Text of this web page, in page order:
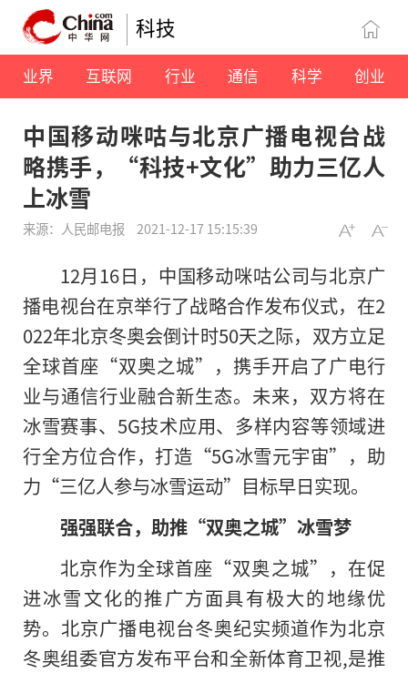
科技
业界 互联网 行业 通信 科学 创业
中国移动咪咕与北京广播电视台战
略携手，“科技+文化”助力三亿人
上冰雪
来源：人民邮电报 2021-12-17 15:15:39
12月16日，中国移动咪咕公司与北京广
播电视台在京举行了战略合作发布仪式，在2
022年北京冬奥会倒计时50天之际，双方立足
全球首座“双奥之城”，携手开启了广电行
业与通信行业融合新生态。未来，双方将在
冰雪赛事、5G技术应用、多样内容等领域进
行全方位合作，打造“5G冰雪元宇宙”，助
力“三亿人参与冰雪运动”目标早日实现。
强强联合，助推“双奥之城”冰雪梦
北京作为全球首座“双奥之城”，在促
进冰雪文化的推广方面具有极大的地缘优
势。北京广播电视台冬奥纪实频道作为北京
冬奥组委官方发布平台和全新体育卫视,是推